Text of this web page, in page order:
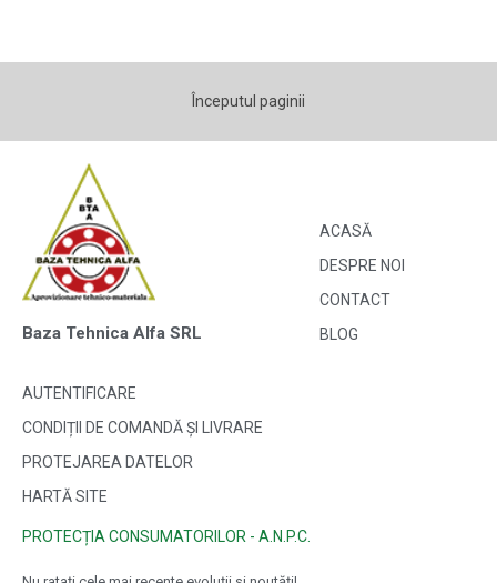
Începutul paginii
Baza Tehnica Alfa SRL
ACASĂ
DESPRE NOI
CONTACT
BLOG
AUTENTIFICARE
CONDIȚII DE COMANDĂ ȘI LIVRARE
PROTEJAREA DATELOR
HARTĂ SITE
PROTECȚIA CONSUMATORILOR - A.N.P.C.